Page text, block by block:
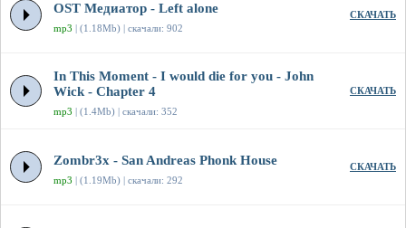
OST Медиатор - Left alone
mp3 | (1.18Mb) | скачали: 902
СКАЧАТЬ
In This Moment - I would die for you - John
Wick - Chapter 4
mp3 | (1.4Mb) | скачали: 352
СКАЧАТЬ
Zombr3x - San Andreas Phonk House
mp3 | (1.19Mb) | скачали: 292
СКАЧАТЬ